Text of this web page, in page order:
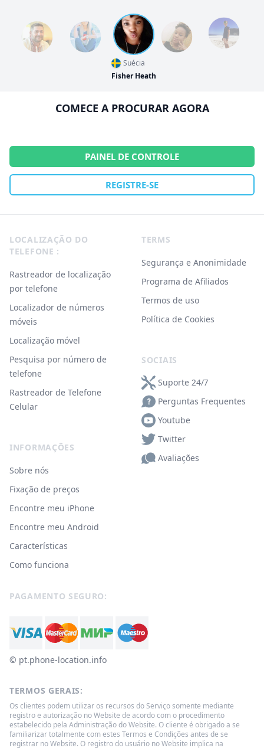
Suécia
Fisher Heath
COMECE A PROCURAR AGORA
PAINEL DE CONTROLE
REGISTRE-SE
LOCALIZAÇÃO DO
TELEFONE :
Rastreador de localização
por telefone
Localizador de números
móveis
Localização móvel
Pesquisa por número de
telefone
Rastreador de Telefone
Celular
INFORMAÇÕES
Sobre nós
Fixação de preços
Encontre meu iPhone
Encontre meu Android
Características
Como funciona
TERMS
Segurança e Anonimidade
Programa de Afiliados
Termos de uso
Política de Cookies
SOCIAIS
Suporte 24/7
Perguntas Frequentes
Youtube
Twitter
Avaliações
PAGAMENTO SEGURO:
© ‌pt.phone-location.info
TERMOS GERAIS:
Os clientes podem utilizar os recursos do Serviço somente mediante
registro e autorização no Website de acordo com o procedimento
estabelecido pela Administração do Website. O cliente é obrigado a se
familiarizar totalmente com estes Termos e Condições antes de se
registrar no Website. O registro do usuário no Website implica na